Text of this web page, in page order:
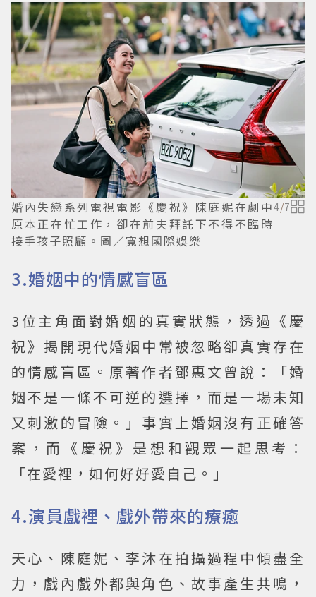
婚內失戀系列電視電影《慶祝》陳庭妮在劇中
原本正在忙工作，卻在前夫拜託下不得不臨時
接手孩子照顧。圖／寬想國際娛樂
4/7
3.婚姻中的情感盲區
3位主角面對婚姻的真實狀態，透過《慶
祝》揭開現代婚姻中常被忽略卻真實存在
的情感盲區。原著作者鄧惠文曾說：「婚
姻不是一條不可逆的選擇，而是一場未知
又刺激的冒險。」事實上婚姻沒有正確答
案，而《慶祝》是想和觀眾一起思考：
「在愛裡，如何好好愛自己。」
4.演員戲裡、戲外帶來的療癒
天心、陳庭妮、李沐在拍攝過程中傾盡全
力，戲內戲外都與角色、故事產生共鳴，